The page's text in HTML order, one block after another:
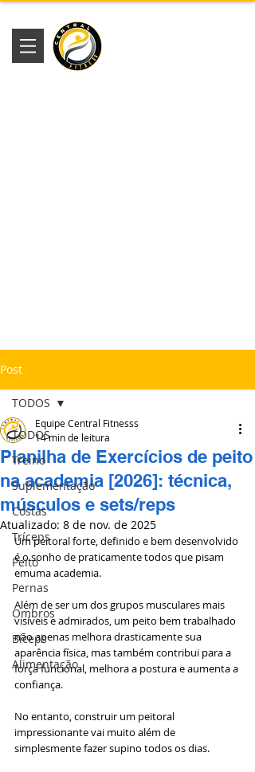
Post
TODOS
Treino
Suplementação
Costas
Tríceps
Peito
Pernas
Ombros
Bíceps
Alimentação
TODOS
Planilha de Exercícios de peito
na academia [2026]: técnica,
músculos e sets/reps
Equipe Central Fitnesss
14 min de leitura
Atualizado: 8 de nov. de 2025
Um peitoral forte, definido e bem desenvolvido
é o sonho de praticamente todos que pisam
emuma academia.
Além de ser um dos grupos musculares mais
visíveis e admirados, um peito bem trabalhado
não apenas melhora drasticamente sua
aparência física, mas também contribui para a
força funcional, melhora a postura e aumenta a
confiança.
No entanto, construir um peitoral
impressionante vai muito além de
simplesmente fazer supino todos os dias.